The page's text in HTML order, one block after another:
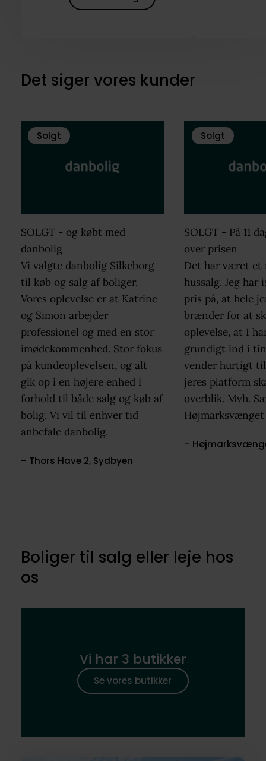
➤ Brugeranmeldelser på hjemmesiden
Det siger vores kunder
Solgt
SOLGT - og købt med
danbolig
Vi valgte danbolig Silkeborg
til køb og salg af boliger.
Vores oplevelse er at Katrine
og Simon arbejder
professionel og med en stor
imødekommenhed. Stor fokus
på kundeoplevelsen, og alt
gik op i en højere enhed i
forhold til både salg og køb af
bolig. Vi vil til enhver tid
anbefale danbolig.
– Thors Have 2, Sydbyen
Solgt
SOLGT - På 11
over prisen
Det har været
hussalg. Jeg har
pris på, at hele
brænder for at
oplevelse, at I
grundigt ind i
vender hurtigt
jeres platform
overblik. Mvh.
Højmarksvænget
–
Boliger til salg eller leje hos
os
Vi har 3 butikker
Se vores butikker